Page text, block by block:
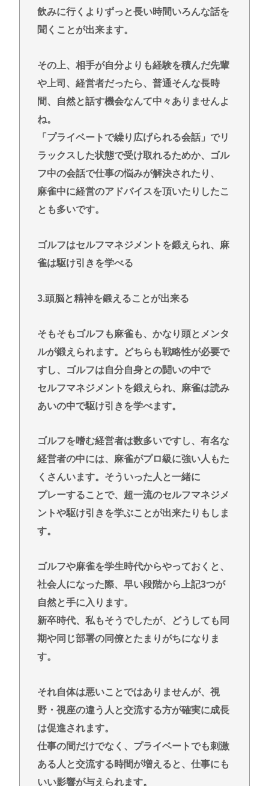
飲みに行くよりずっと長い時間いろんな話を
聞くことが出来ます。
その上、相手が自分よりも経験を積んだ先輩
や上司、経営者だったら、普通そんな長時
間、自然と話す機会なんて中々ありませんよ
ね。
「プライベートで繰り広げられる会話」でリ
ラックスした状態で受け取れるためか、ゴル
フ中の会話で仕事の悩みが解決されたり、
麻雀中に経営のアドバイスを頂いたりしたこ
とも多いです。
ゴルフはセルフマネジメントを鍛えられ、麻
雀は駆け引きを学べる
3.頭脳と精神を鍛えることが出来る
そもそもゴルフも麻雀も、かなり頭とメンタ
ルが鍛えられます。どちらも戦略性が必要で
すし、ゴルフは自分自身との闘いの中で
セルフマネジメントを鍛えられ、麻雀は読み
あいの中で駆け引きを学べます。
ゴルフを嗜む経営者は数多いですし、有名な
経営者の中には、麻雀がプロ級に強い人もた
くさんいます。そういった人と一緒に
プレーすることで、超一流のセルフマネジメ
ントや駆け引きを学ぶことが出来たりもしま
す。
ゴルフや麻雀を学生時代からやっておくと、
社会人になった際、早い段階から上記3つが
自然と手に入ります。
新卒時代、私もそうでしたが、どうしても同
期や同じ部署の同僚とたまりがちになりま
す。
それ自体は悪いことではありませんが、視
野・視座の違う人と交流する方が確実に成長
は促進されます。
仕事の間だけでなく、プライベートでも刺激
ある人と交流する時間が増えると、仕事にも
いい影響が与えられます。